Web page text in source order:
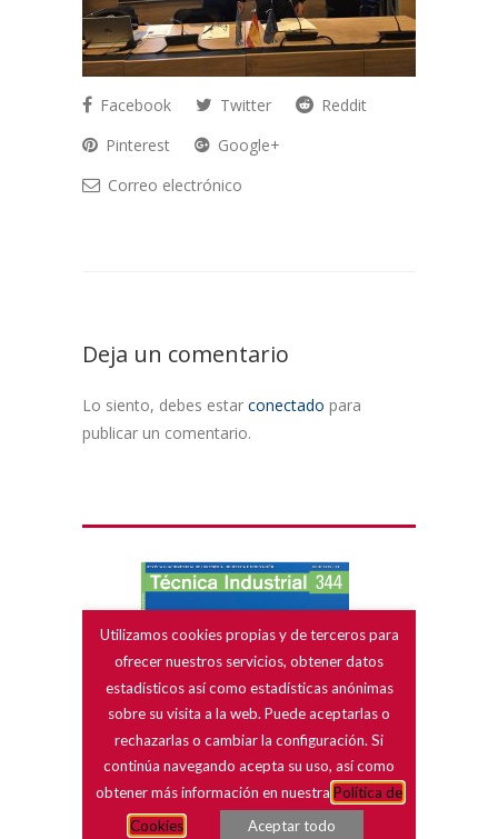
Facebook Twitter
Reddit
Pinterest
Google+
Correo electrónico
Deja un comentario
Lo siento, debes estar conectado para
publicar un comentario.